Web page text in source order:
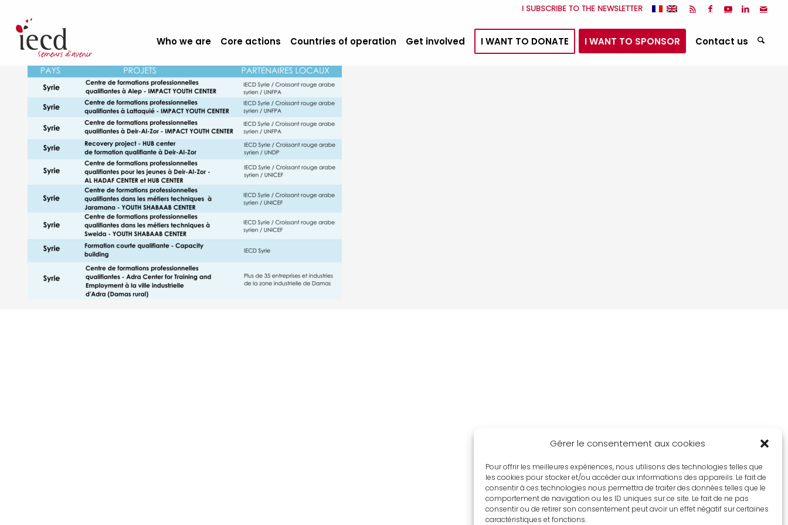
Gérer le consentement aux cookies
Pour offrir les meilleures expériences, nous utilisons des technologies telles que
les cookies pour stocker et/ou accéder aux informations des appareils. Le fait de
consentir à ces technologies nous permettra de traiter des données telles que le
comportement de navigation ou les ID uniques sur ce site. Le fait de ne pas
consentir ou de retirer son consentement peut avoir un effet négatif sur certaines
caractéristiques et fonctions.
I SUBSCRIBE TO THE NEWSLETTER
Who we are Core actions Countries of operation Get involved I WANT TO DONATE I WANT TO SPONSOR Contact us